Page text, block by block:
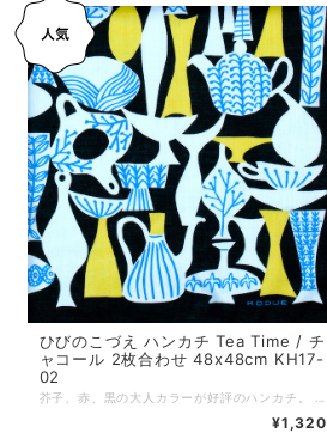
ひびのこづえ ハンカチ Tea Time / チ
ャコール 2枚合わせ 48x48cm KH17-
02
¥1,320